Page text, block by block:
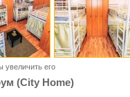
увеличить его
(City Home)